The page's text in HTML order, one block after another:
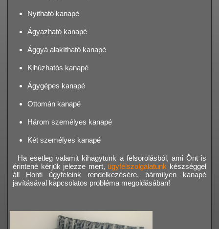
Nyitható kanapé
Ágyazható kanapé
Ággyá alakítható kanapé
Kihúzhatós kanapé
Ágygépes kanapé
Ottomán kanapé
Három személyes kanapé
Két személyes kanapé
Ha esetleg valamit kihagytunk a felsorolásból, ami Önt is
érintené kérjük jelezze mert, ügyfélszolgálatunk készséggel
áll Honti ügyfeleink rendelkezésére, bármilyen kanapé
javításával kapcsolatos probléma megoldásában!